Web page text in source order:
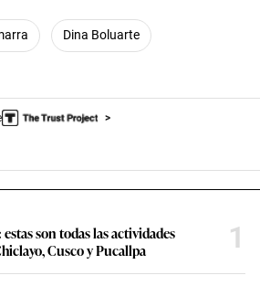
Dina Boluarte
son todas las actividades
Cusco y Pucallpa
1